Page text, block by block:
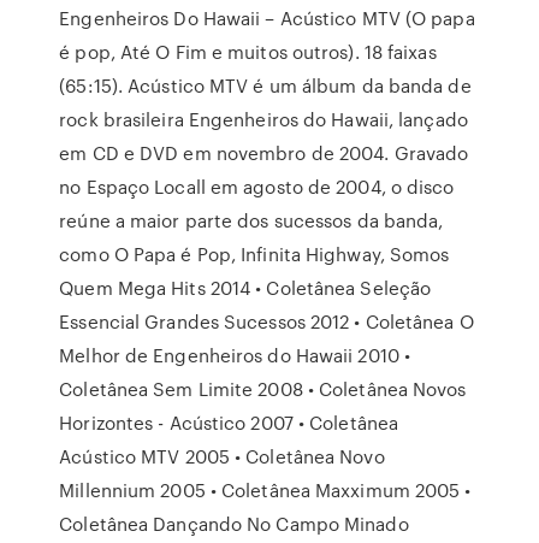
Engenheiros Do Hawaii – Acústico MTV (O papa
é pop, Até O Fim e muitos outros). 18 faixas
(65:15). Acústico MTV é um álbum da banda de
rock brasileira Engenheiros do Hawaii, lançado
em CD e DVD em novembro de 2004. Gravado
no Espaço Locall em agosto de 2004, o disco
reúne a maior parte dos sucessos da banda,
como O Papa é Pop, Infinita Highway, Somos
Quem Mega Hits 2014 • Coletânea Seleção
Essencial Grandes Sucessos 2012 • Coletânea O
Melhor de Engenheiros do Hawaii 2010 •
Coletânea Sem Limite 2008 • Coletânea Novos
Horizontes - Acústico 2007 • Coletânea
Acústico MTV 2005 • Coletânea Novo
Millennium 2005 • Coletânea Maxximum 2005 •
Coletânea Dançando No Campo Minado